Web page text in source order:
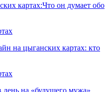
картах:Что он думает обо
на цыганских картах: кто
на «будущего мужа»